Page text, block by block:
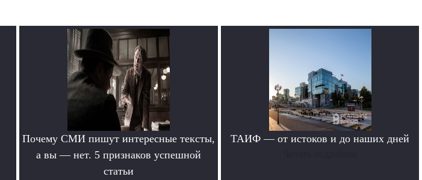
Почему СМИ пишут интересные тексты,
а вы — нет. 5 признаков успешной
статьи
ТАИФ — от истоков и до наших дней